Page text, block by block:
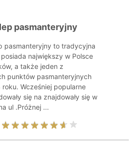
pasmanteryjny
pasmanteryjny to tradycyjna
największy w Polsce
a także jeden z
punktów pasmanteryjnych
Wcześniej popularne
się na znajdowały się w
ul .Próżnej ...